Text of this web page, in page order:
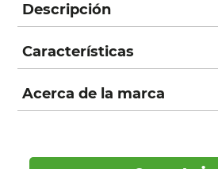
Descripción
Características
Acerca de la marca